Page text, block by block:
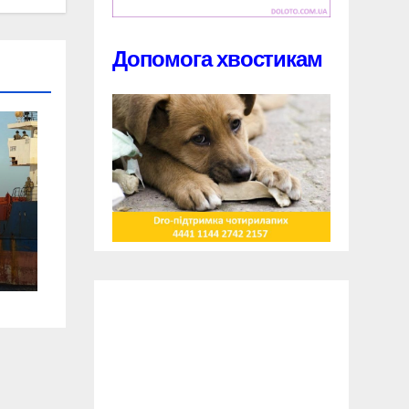
Допомога хвостикам